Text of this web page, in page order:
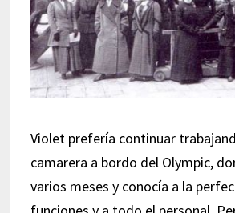
Violet prefería continuar
camarera a bordo del Olympic,
varios meses y conocía a la